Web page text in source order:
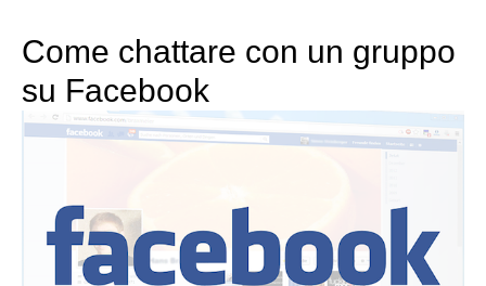
Come chattare con un gruppo
su Facebook